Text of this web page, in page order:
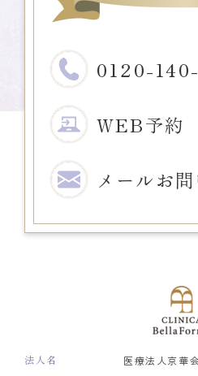
0120-
WEB予約
メールお
法人名 医療法人京華